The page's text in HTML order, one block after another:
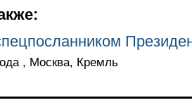
, Москва, Кремль